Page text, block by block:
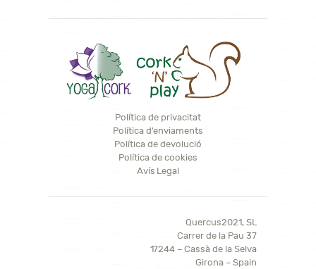
Política de privacitat
Política d'enviaments
Política de devolució
Política de cookies
Avís Legal
Quercus2021, SL
Carrer de la Pau 37
17244 – Cassà de la Selva
Girona – Spain